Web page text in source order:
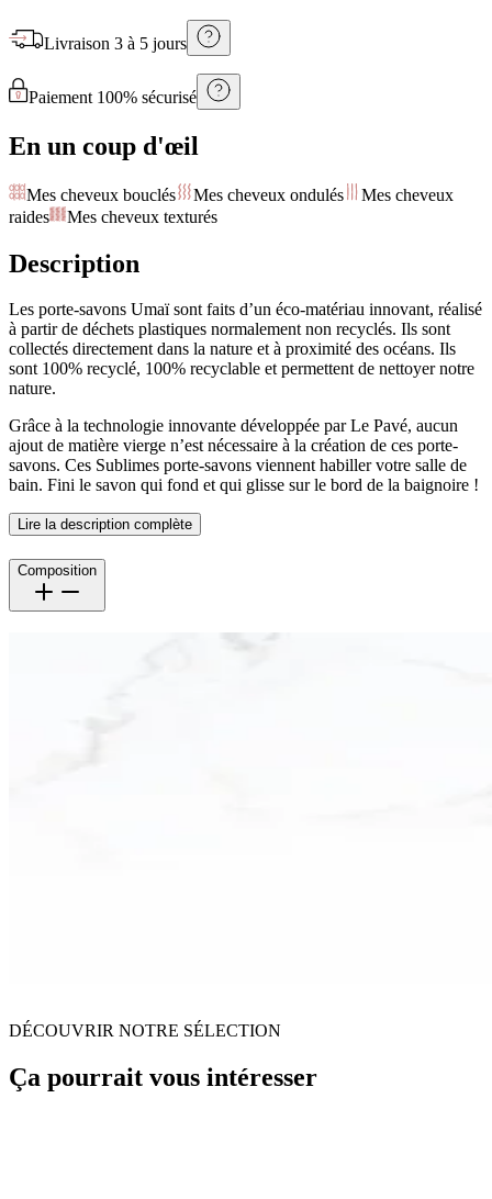
Livraison 3 à 5 jours
Paiement 100% sécurisé
En un coup d'œil
Mes cheveux bouclés Mes cheveux ondulés
Mes cheveux
raides
Mes cheveux texturés
Description
Les porte-savons Umaï sont faits d’un éco-matériau innovant, réalisé
à partir de déchets plastiques normalement non recyclés. Ils sont
collectés directement dans la nature et à proximité des océans. Ils
sont 100% recyclé, 100% recyclable et permettent de nettoyer notre
nature.
Grâce à la technologie innovante développée par Le Pavé, aucun
ajout de matière vierge n’est nécessaire à la création de ces porte-
savons. Ces Sublimes porte-savons viennent habiller votre salle de
bain. Fini le savon qui fond et qui glisse sur le bord de la baignoire !
Lire la description complète
Composition
DÉCOUVRIR NOTRE SÉLECTION
Ça pourrait vous intéresser